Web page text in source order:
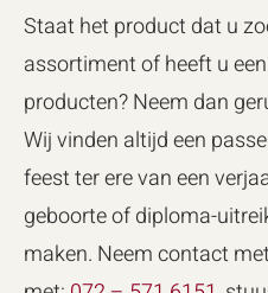
Staat het product dat u
assortiment of heeft u
producten? Neem dan
Wij vinden altijd een
feest ter ere van een
geboorte of diploma-
maken. Neem contact